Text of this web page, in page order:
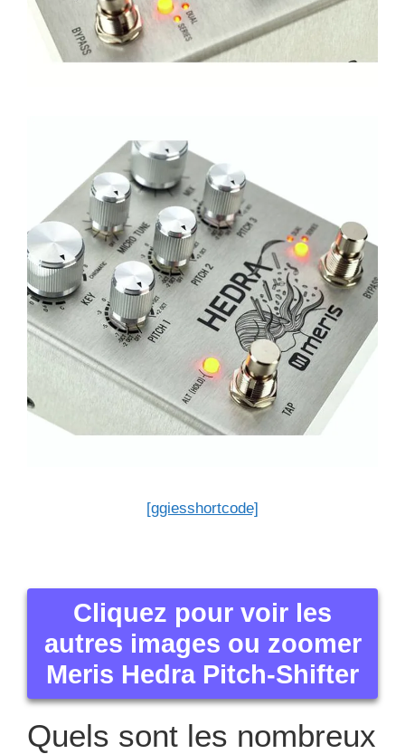
[ggiesshortcode]
Cliquez pour voir les
autres images ou zoomer
Meris Hedra Pitch-Shifter
Quels sont les nombreux